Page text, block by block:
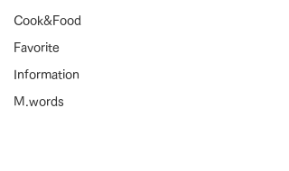
Cook&Food
Favorite
Information
M.words